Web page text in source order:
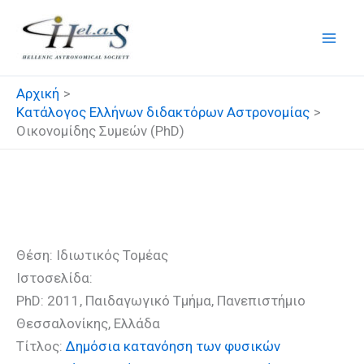
στο
περιεχόμενο
Αρχική
Κατάλογος Ελλήνων διδακτόρων Αστρονομίας
Οικονομίδης Συμεών (PhD)
Θέση: Ιδιωτικός Τομέας
Ιστοσελίδα:
PhD: 2011, Παιδαγωγικό Τμήμα, Πανεπιστήμιο
Θεσσαλονίκης, Ελλάδα
Τίτλος: Δημόσια κατανόηση των φυσικών